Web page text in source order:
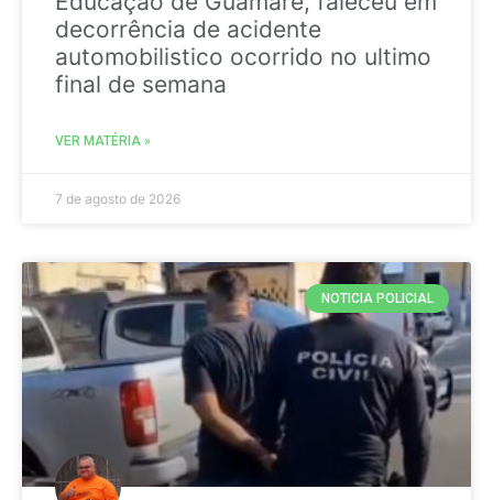
decorrência de acidente
automobilistico ocorrido no ultimo
final de semana
VER MATÉRIA »
7 de agosto de 2026
NOTICIA POLICIAL